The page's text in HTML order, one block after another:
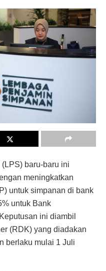
baru-baru ini
meningkatkan
untuk simpanan di bank
untuk Bank
ini diambil
(RDK) yang diadakan
berlaku mulai 1 Juli